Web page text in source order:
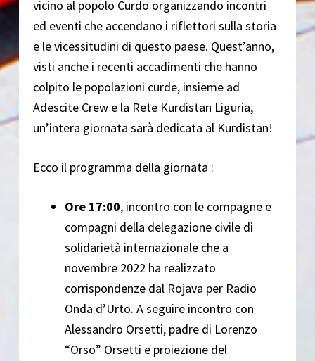
vicino al popolo Curdo organizzando incontri
ed eventi che accendano i riflettori sulla storia
e le vicessitudini di questo paese. Quest’anno,
visti anche i recenti accadimenti che hanno
colpito le popolazioni curde, insieme ad
Adescite Crew e la Rete Kurdistan Liguria,
un’intera giornata sarà dedicata al Kurdistan!
Ecco il programma della giornata :
Ore 17:00, incontro con le compagne e
compagni della delegazione civile di
solidarietà internazionale che a
novembre 2022 ha realizzato
corrispondenze dal Rojava per Radio
Onda d’Urto. A seguire incontro con
Alessandro Orsetti, padre di Lorenzo
“Orso” Orsetti e proiezione del